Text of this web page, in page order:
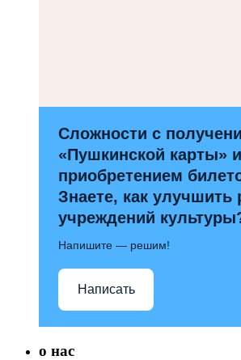
Сложности с
«Пушкинской карты»
приобретением
Знаете, как улучшить
учреждений
Напишите — решим!
Написать
о нас